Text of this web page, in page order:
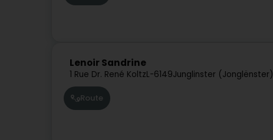
Lenoir Sandrine
1 Rue Dr. René KoltzL-6149Junglinster (Jonglënster)
Route